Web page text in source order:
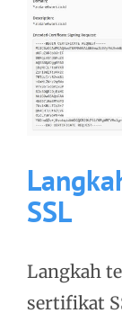
SSL
Langkah
sertifikat